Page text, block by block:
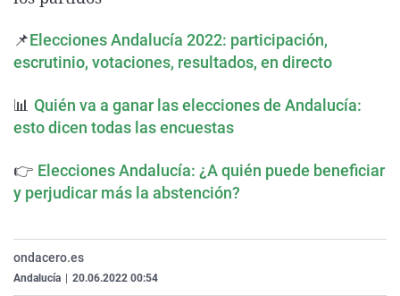
Gente viajera
Retornados
Operación Viuda
Galicia
Navarra
Televisión
📌Elecciones Andalucía 2022: participación,
escrutinio, votaciones, resultados, en directo
📊 Quién va a ganar las elecciones de Andalucía:
esto dicen todas las encuestas
👉 Elecciones Andalucía: ¿A quién puede beneficiar
y perjudicar más la abstención?
ondacero.es
Andalucía 20.06.2022 00:54